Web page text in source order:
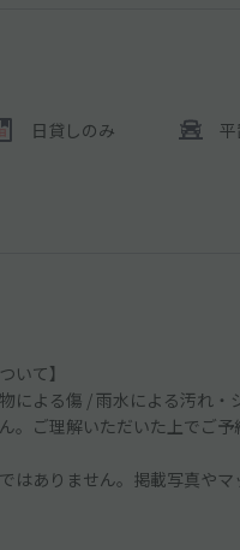
日貸しのみ 平
いて】
による傷 / 雨水による汚れ
。ご理解いただいた上でご予
ありません。掲載写真やマ